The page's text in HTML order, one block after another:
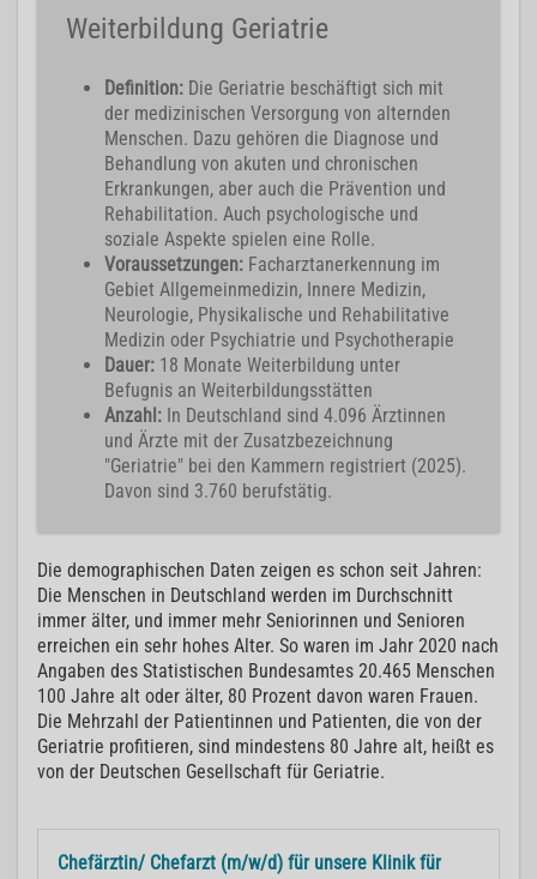
Weiterbildung Geriatrie
Definition: Die Geriatrie beschäftigt sich mit
der medizinischen Versorgung von alternden
Menschen. Dazu gehören die Diagnose und
Behandlung von akuten und chronischen
Erkrankungen, aber auch die Prävention und
Rehabilitation. Auch psychologische und
soziale Aspekte spielen eine Rolle.
Voraussetzungen: Facharztanerkennung im
Gebiet Allgemeinmedizin, Innere Medizin,
Neurologie, Physikalische und Rehabilitative
Medizin oder Psychiatrie und Psychotherapie
Dauer: 18 Monate Weiterbildung unter
Befugnis an Weiterbildungsstätten
Anzahl: In Deutschland sind 4.096 Ärztinnen
und Ärzte mit der Zusatzbezeichnung
"Geriatrie" bei den Kammern registriert (2025).
Davon sind 3.760 berufstätig.
Die demographischen Daten zeigen es schon seit Jahren:
Die Menschen in Deutschland werden im Durchschnitt
immer älter, und immer mehr Seniorinnen und Senioren
erreichen ein sehr hohes Alter. So waren im Jahr 2020 nach
Angaben des Statistischen Bundesamtes 20.465 Menschen
100 Jahre alt oder älter, 80 Prozent davon waren Frauen.
Die Mehrzahl der Patientinnen und Patienten, die von der
Geriatrie profitieren, sind mindestens 80 Jahre alt, heißt es
von der Deutschen Gesellschaft für Geriatrie.
Chefärztin/ Chefarzt (m/w/d) für unsere Klinik für